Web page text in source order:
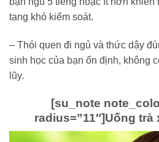
tạng khó kiểm soát.
– Thói quen đi ngủ và thức dậy
sinh học của bạn ổn định, không
lũy.
[su_note
radius=”11″]Uống trà